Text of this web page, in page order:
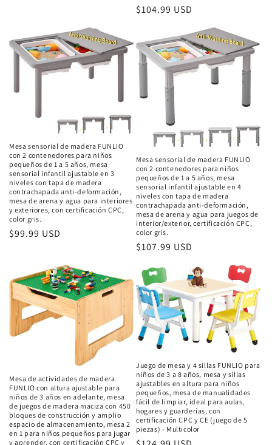
Precio
$104.99 USD
Mesa sensorial de madera FUNLIO
con 2 contenedores para niños
pequeños de 1 a 5 años, mesa
sensorial infantil ajustable en 3
niveles con tapa de madera
contrachapada anti-deformación,
mesa de arena y agua para interiores
y exteriores, con certificación CPC,
color gris.
Precio
$99.99 USD
Mesa sensorial de madera FUNLIO
con 2 contenedores para niños
pequeños de 1 a 5 años, mesa
sensorial infantil ajustable en 4
niveles con tapa de madera
contrachapada anti-deformación,
mesa de arena y agua para juegos de
interior/exterior, certificación CPC,
color gris.
Precio
$107.99 USD
Mesa de actividades de madera
FUNLIO con altura ajustable para
niños de 3 años en adelante, mesa
de juegos de madera maciza con 450
bloques de construcción y amplio
espacio de almacenamiento, mesa 2
en 1 para niños pequeños para jugar
y aprender, con certificación CPC y
Juego de mesa y 4 sillas FUNLIO para
niños de 3 a 8 años, mesa y sillas
ajustables en altura para niños
pequeños, mesa de manualidades
fácil de limpiar, ideal para aulas,
hogares y guarderías, con
certificación CPC y CE (juego de 5
piezas) - Multicolor